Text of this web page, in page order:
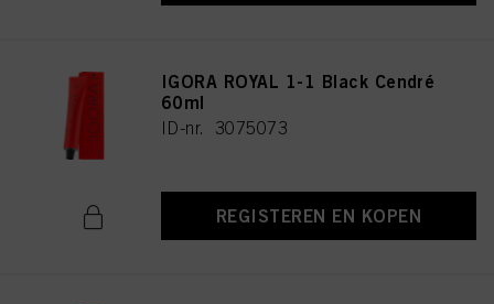
IGORA ROYAL 1-1 Black Cendré
60ml
ID-nr. 3075073
REGISTEREN EN KOPEN